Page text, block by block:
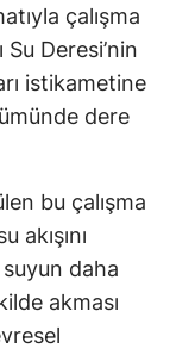
çalışma
Deresi’nin
istikametine
dere
bu çalışma
akışını
daha
akması